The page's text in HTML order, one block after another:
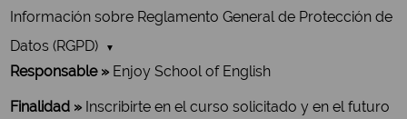
Información sobre Reglamento General de Protección de
Datos (RGPD)
Responsable »Enjoy School of English
Finalidad »Inscribirte en el curso solicitado y en el futuro